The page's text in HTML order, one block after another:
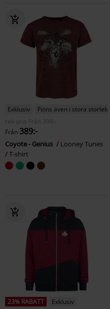
Exklusiv
Finns även i stora storlekar
rek-pris
Från
399:-
Från 389:-
Coyote - Genius
Looney Tunes
T-shirt
23% RABATT
Exklusiv